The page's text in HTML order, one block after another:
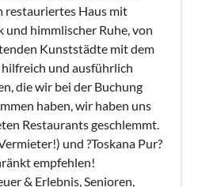
restauriertes Haus mit
himmlischer Ruhe, von
Kunststädte mit dem
und ausführlich
die wir bei der Buchung
haben, wir haben uns
Restaurants geschlemmt.
und ?Toskana Pur?
empfehlen!
& Erlebnis, Senioren,